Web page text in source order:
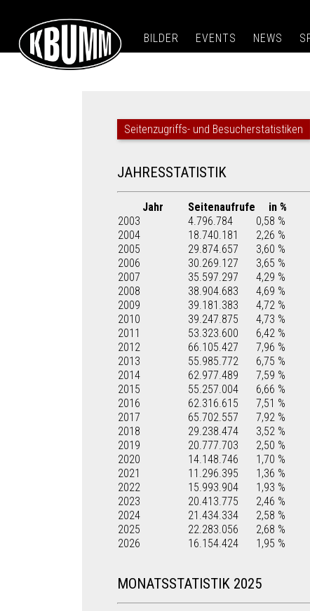
BILDER EVENTS NEWS
Seitenzugriffs- und Besucherstatistiken
JAHRESSTATISTIK
Jahr Seitenaufrufe in %
2003
4.796.784 0,58 %
2004
18.740.181 2,26 %
2005
29.874.657 3,60 %
2006
30.269.127 3,65 %
2007
35.597.297 4,29 %
2008
38.904.683 4,69 %
2009
39.181.383 4,72 %
2010
39.247.875 4,73 %
2011
53.323.600 6,42 %
2012
66.105.427 7,96 %
2013
55.985.772 6,75 %
2014
62.977.489 7,59 %
2015
55.257.004 6,66 %
2016
62.316.615 7,51 %
2017
65.702.557 7,92 %
2018
29.238.474 3,52 %
2019
20.777.703 2,50 %
2020
14.148.746 1,70 %
2021
11.296.395 1,36 %
2022
15.993.904 1,93 %
2023
20.413.775 2,46 %
2024
21.434.334 2,58 %
2025
22.283.056 2,68 %
2026
16.154.424 1,95 %
MONATSSTATISTIK 2025